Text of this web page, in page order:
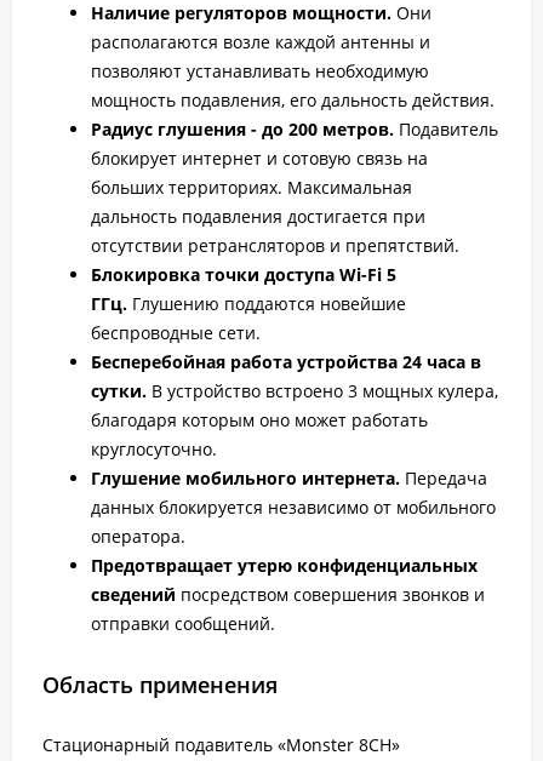
Наличие регуляторов мощности. Они
располагаются возле каждой антенны и
позволяют устанавливать необходимую
мощность подавления, его дальность действия.
Радиус глушения - до 200 метров. Подавитель
блокирует интернет и сотовую связь на
больших территориях. Максимальная
дальность подавления достигается при
отсутствии ретрансляторов и препятствий.
Блокировка точки доступа Wi-Fi 5
ГГц. Глушению поддаются новейшие
беспроводные сети.
Бесперебойная работа устройства 24 часа в
сутки. В устройство встроено 3 мощных кулера,
благодаря которым оно может работать
круглосуточно.
Глушение мобильного интернета. Передача
данных блокируется независимо от мобильного
оператора.
Предотвращает утерю конфиденциальных
сведений посредством совершения звонков и
отправки сообщений.
Область применения
Стационарный подавитель «Monster 8CH»